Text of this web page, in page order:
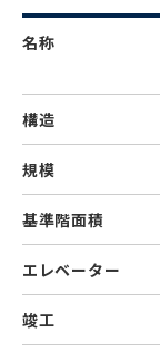
名称
構造
規模
基準階面積
エレベーター
竣工